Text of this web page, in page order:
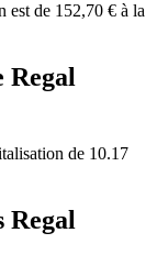
est de 152,70 € à la
Regal
de 10.17
Regal